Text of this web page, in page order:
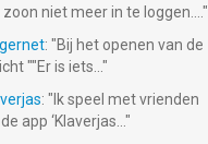
niet meer in te loggen.... "
: "Bij het openen van de
""Er is iets... "
: " Ik speel met vrienden
app ‘Klaverjas... "